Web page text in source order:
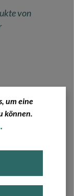
von
Ihnen
um eine
können.